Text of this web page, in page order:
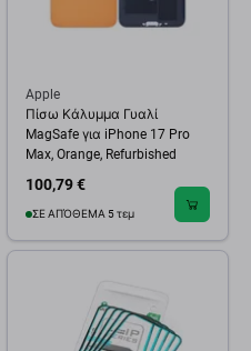
Apple
Πίσω Κάλυμμα Γυαλί
MagSafe για iPhone 17 Pro
Max, Orange, Refurbished
100,79 €
ΣΕ ΑΠΌΘΕΜΑ 5 τεμ